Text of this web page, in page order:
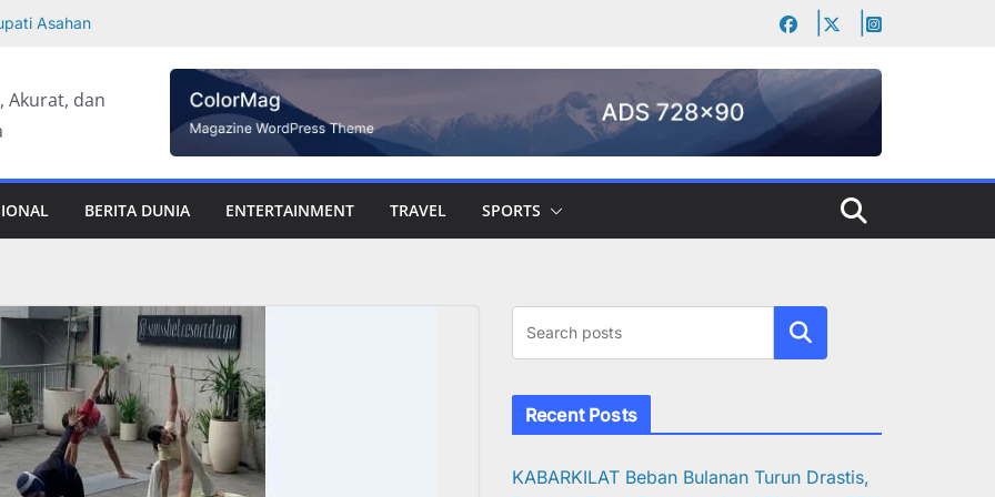
Asahan
Diproyeksi
Publisher
Motor
Bekas
Akurat, dan
BERITA DUNIA ENTERTAINMENT TRAVEL SPORTS
Cari
Recent Posts
KABARKILAT Beban Bulanan Turun Drastis,